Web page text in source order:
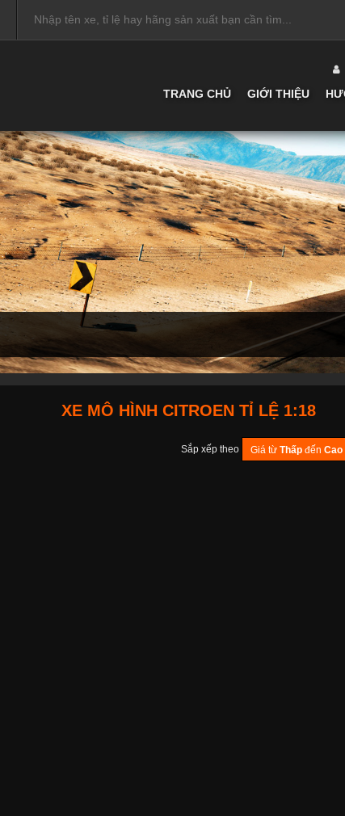
TRANG CHỦ GIỚI THIỆU
XE MÔ HÌNH CITROEN TỈ LỆ 1:18
Sắp xếp theo Giá từ Thấp đến Cao